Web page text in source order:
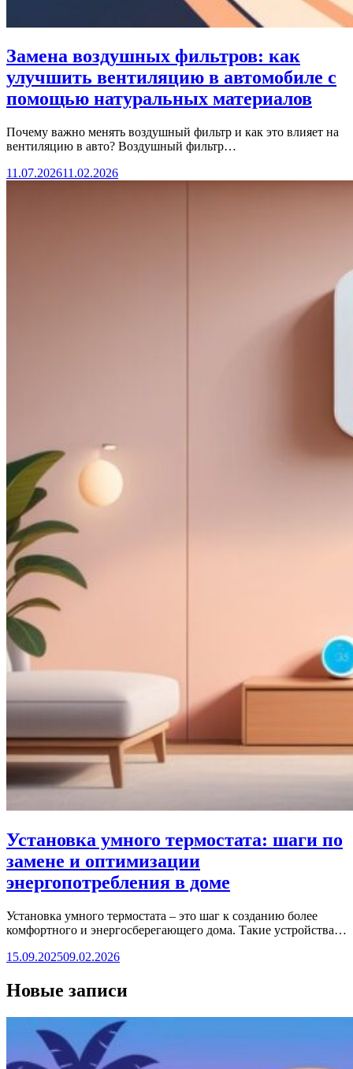
Замена воздушных фильтров: как
улучшить вентиляцию в автомобиле с
помощью натуральных материалов
Почему важно менять воздушный фильтр и как это влияет на
вентиляцию в авто? Воздушный фильтр…
11.07.202611.02.2026
Установка умного термостата: шаги по
замене и оптимизации
энергопотребления в доме
Установка умного термостата – это шаг к созданию более
комфортного и энергосберегающего дома. Такие устройства…
15.09.202509.02.2026
Новые записи